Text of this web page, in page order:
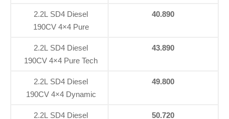
2.2L SD4 Diesel
190CV 4×4 Pure
40.890
2.2L SD4 Diesel
190CV 4×4 Pure Tech
43.890
2.2L SD4 Diesel
190CV 4×4 Dynamic
49.800
2.2L SD4 Diesel 50.720